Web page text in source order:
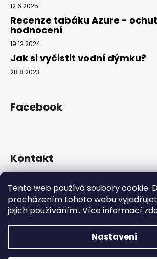
Tento web používá soubory cookie.
procházením tohoto webu
jejich používáním.. Více informací
Nastavení
r
u
č
u
e
m
12.6.2025
Recenze tabáku Azure -
hodnocení
19.12.2024
Jak si vyčistit vodní dýmku?
28.8.2023
Facebook
Kontakt
+420 739 522 572
hookah_gang.cz/